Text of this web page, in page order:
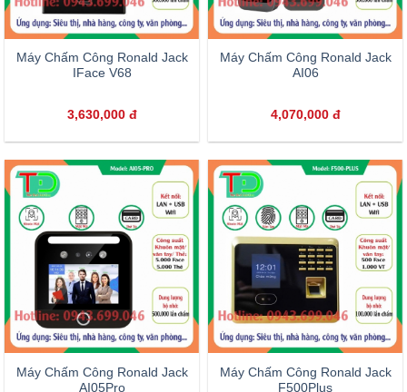
Máy Chấm Công Ronald Jack
IFace V68
3,630,000 đ
Máy Chấm Công Ronald Jack
AI06
4,070,000 đ
Máy Chấm Công Ronald Jack
AI05Pro
Máy Chấm Công Ronald Jack
F500Plus